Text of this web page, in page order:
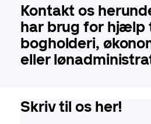
Kontakt os
har brug for hjælp
bogholderi,
eller
Skriv til os her!